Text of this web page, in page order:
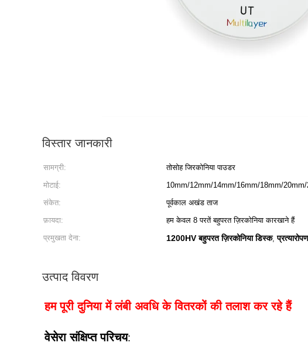
विस्तार जानकारी
सामग्री: तोसोह जिरकोनिया पाउडर
मोटाई:
10mm/12mm/14mm/16mm/18mm/
संकेत:
पूर्वकाल अखंड ताज
फ़ायदा:
हम केवल 8 परतें बहुपरत ज़िरकोनिया कारखाने हैं
प्रमुखता देना:
1200HV बहुपरत ज़िरकोनिया डिस्क,
उत्पाद विवरण
हम पूरी दुनिया में लंबी अवधि के वितरकों की तलाश कर रहे हैं
वेसेरा संक्षिप्त परिचय: